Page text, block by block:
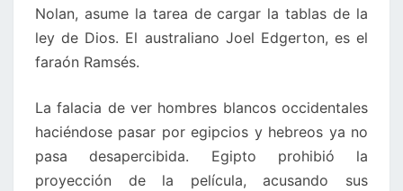
Nolan, asume la tarea de cargar la tablas de la
ley de Dios. El australiano Joel Edgerton, es el
faraón Ramsés.
La falacia de ver hombres blancos occidentales
haciéndose pasar por egipcios y hebreos ya no
pasa desapercibida. Egipto prohibió la
proyección de la película, acusando sus